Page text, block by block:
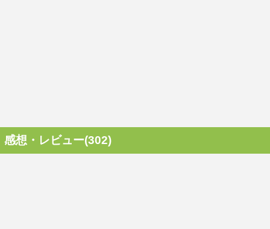
感想・レビュー(302)